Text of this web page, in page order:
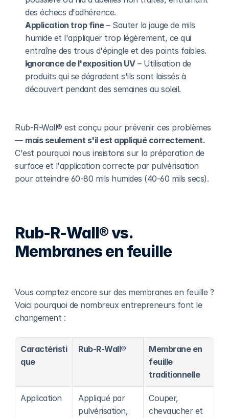
des échecs d'adhérence.
Application trop fine – Sauter la jauge de mils
humide et l'appliquer trop légèrement, ce qui
entraîne des trous d'épingle et des points faibles.
Ignorance de l'exposition UV – Utilisation de
produits qui se dégradent s'ils sont laissés à
découvert pendant des semaines au soleil.
Rub-R-Wall® est conçu pour prévenir ces problèmes
— mais seulement s'il est appliqué correctement.
C'est pourquoi nous insistons sur la préparation de
surface et l'application correcte par pulvérisation
pour atteindre 60-80 mils humides (40-60 mils secs).
Rub-R-Wall® vs.
Membranes en feuille
Vous comptez encore sur des membranes en feuille ?
Voici pourquoi de nombreux entrepreneurs font le
changement :
Caractéristi
que
Rub-R-Wall®
Membrane en
feuille
traditionnelle
Application
Appliqué par
pulvérisation,
Couper,
chevaucher et